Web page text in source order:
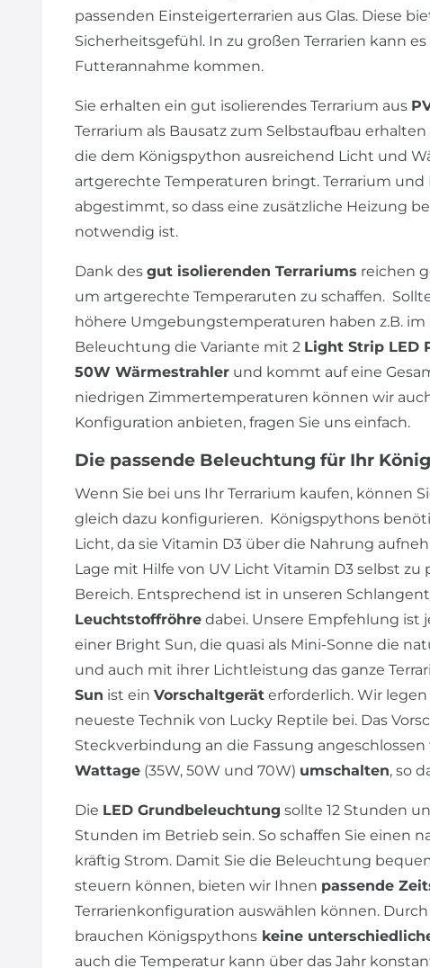
passenden Einsteigerterrarien aus Glas. Diese
Sicherheitsgefühl. In zu großen Terrarien kann
Futterannahme kommen.
Sie erhalten ein gut isolierendes Terrarium aus
Terrarium als Bausatz zum Selbstaufbau
die dem Königspython ausreichend Licht und
artgerechte Temperaturen bringt. Terrarium
abgestimmt, so dass eine zusätzliche Heizung
notwendig ist.
Dank des gut isolierenden Terrariums reichen
um artgerechte Temperaruten zu schaffen.
höhere Umgebungstemperaturen haben z.B. im
Beleuchtung die Variante mit 2 Light Strip LED
50W Wärmestrahler und kommt auf eine
niedrigen Zimmertemperaturen können wir
Konfiguration anbieten, fragen Sie uns einfach.
Die passende Beleuchtung für Ihr
Wenn Sie bei uns Ihr Terrarium kaufen, können
gleich dazu konfigurieren. Königspythons
Licht, da sie Vitamin D3 über die Nahrung
Lage mit Hilfe von UV Licht Vitamin D3 selbst
Bereich. Entsprechend ist in unseren
Leuchtstoffröhre dabei. Unsere Empfehlung ist
einer Bright Sun, die quasi als Mini-Sonne die
und auch mit ihrer Lichtleistung das ganze
Sun ist ein Vorschaltgerät erforderlich. Wir
neueste Technik von Lucky Reptile bei. Das
Steckverbindung an die Fassung
Wattage (35W, 50W und 70W) umschalten, so
Die LED Grundbeleuchtung sollte 12 Stunden
Stunden im Betrieb sein. So schaffen Sie einen
kräftig Strom. Damit Sie die Beleuchtung
steuern können, bieten wir Ihnen passende
Terrarienkonfiguration auswählen können.
brauchen Königspythons keine
auch die Temperatur kann über das Jahr